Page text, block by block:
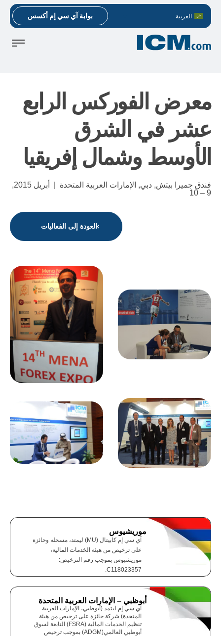
العربية بوابة آي سي إم أكسس
معرض الفوركس الرابع
عشر في الشرق
الأوسط وشمال إفريقيا
فندق جميرا بيتش, دبي, الإمارات العربية المتحدة |
أبريل 2015,
9 – 10
العودة إلى الفعاليات
موريشيوس
آي سي إم كابيتال (MU) ليمتد، مسجله وحائزة
على ترخيص من هيئة الخدمات المالية،
موريشيوس بموجب رقم الترخيص:
C118023357.
أبوظبي – الإمارات العربية المتحدة
آي سي إم ليتمد (أبوظبي، الإمارات العربية
المتحدة) شركة حائزة على ترخيص من هيئة
تنظيم الخدمات المالية (FSRA) التابعة لسوق
أبوظبي العالمي(ADGM) بموجب ترخيص